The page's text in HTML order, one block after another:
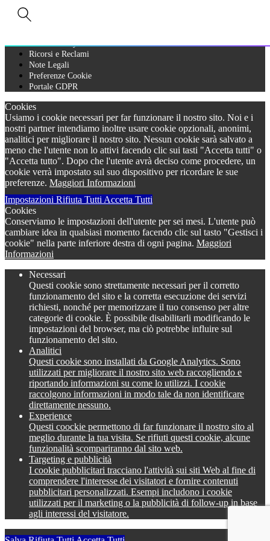
A Bureau Veritas Company
Cookie Policy
Ricorsi e Reclami
Note Legali
Preferenze Cookie
Portale GDPR
Cookies
Usiamo i cookie necessari per far funzionare il nostro sito. Noi e i
nostri partner intendiamo inoltre usare cookie opzionali, anonimi,
analitici per migliorare il nostro sito. Nessun cookie sarà salvato a
meno che l'utente non lo attivi facendo clic sui tasti "Accetta tutti" o
"Accetta tutto". Dopo che l'utente avrà deciso come procedere, un
cookie verrà impostato sul suo dispositivo per ricordare le sue
preferenze. Maggiori Informazioni
Impostazioni Rifiuta TuttiAccetta Tutti
Cookies
Conserviamo le impostazioni dell'utente per sei mesi. L'utente può
cambiare idea in qualsiasi momento facendo clic sul tasto "Gestisci i
cookie" nella parte inferiore destra di ogni pagina. Maggiori
Informazioni
Necessari
Questi cookie sono strettamente necessari per il corretto
funzionamento del sito e la corretta esecuzione dei servizi
richiesti, nonché per memorizzare il tuo consenso per altre
categorie di cookie. È possibile disabilitarli modificando le
impostazioni del browser, ma ciò potrebbe influire sul
funzionamento del sito.
Analitici
Questi cookie sono installati da Google Analytics. Sono
utilizzati per migliorare il nostro sito web raccogliendo e
riportando informazioni su come lo utilizzi. I cookie
raccolgono informazioni in modo tale da non identificare
direttamente nessuno.
Experience
Questi coockie permettono di far funzionare il nostro sito al
meglio durante la tua visita. Se rifiuti questi cookie, alcune
funzionalità scompariranno dal sito web.
Targeting e pubblicità
I cookie pubblicitari tracciano l'attività sui siti Web al fine di
comprendere l'interesse dei visitatori e fornire contenuti
pubblicitari personalizzati. Esempi includono i cookie
utilizzati per il marketing o la pubblicità di follow-up in base
agli interessi del visitatore.